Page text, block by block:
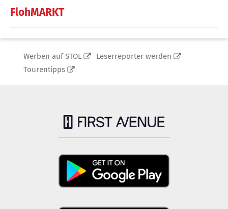
FlohMARKT
Werben auf STOL
Leserreporter werden
Tourentipps